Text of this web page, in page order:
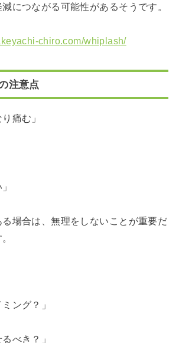
につながる可能性があるそうです。
chiro.com/whiplash/
注意点
痛む」
場合は、無理をしないことが重要だ
ング？」
べき？」